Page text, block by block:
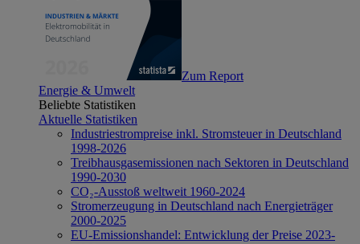
Zum Report
Energie & Umwelt
Beliebte Statistiken
Aktuelle Statistiken
Industriestrompreise inkl. Stromsteuer in Deutschland
1998-2026
Treibhausgasemissionen nach Sektoren in Deutschland
1990-2030
CO₂-Ausstoß weltweit 1960-2024
Stromerzeugung in Deutschland nach Energieträger
2000-2025
EU-Emissionshandel: Entwicklung der Preise 2023-